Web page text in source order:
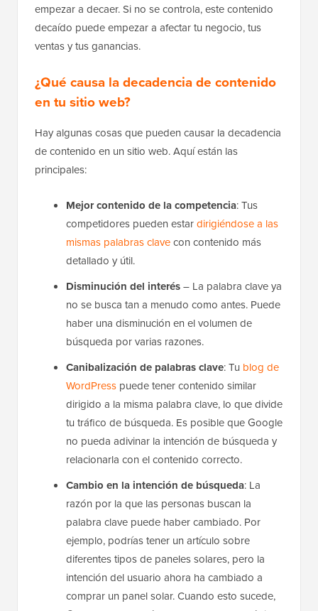
empezar a decaer. Si no se controla, este contenido
decaído puede empezar a afectar tu negocio, tus
ventas y tus ganancias.
¿Qué causa la decadencia de contenido
en tu sitio web?
Hay algunas cosas que pueden causar la decadencia
de contenido en un sitio web. Aquí están las
principales:
Mejor contenido de la competencia: Tus
competidores pueden estardirigiéndose a las
mismas palabras clavecon contenido más
detallado y útil.
Disminución del interés– La palabra clave ya
no se busca tan a menudo como antes. Puede
haber una disminución en el volumen de
búsqueda por varias razones.
Canibalización de palabras clave: Tu blog de
WordPress puede tener contenido similar
dirigido a la misma palabra clave, lo que divide
tu tráfico de búsqueda. Es posible que Google
no pueda adivinar la intención de búsqueda y
relacionarla con el contenido correcto.
Cambio en la intención de búsqueda: La
razón por la que las personas buscan la
palabra clave puede haber cambiado. Por
ejemplo, podrías tener un artículo sobre
diferentes tipos de paneles solares, pero la
intención del usuario ahora ha cambiado a
comprar un panel solar. Cuando esto sucede,